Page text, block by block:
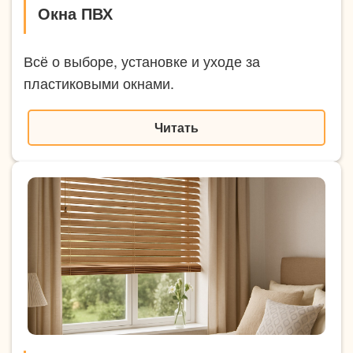
Окна ПВХ
Всё о выборе, установке и уходе за
пластиковыми окнами.
Читать